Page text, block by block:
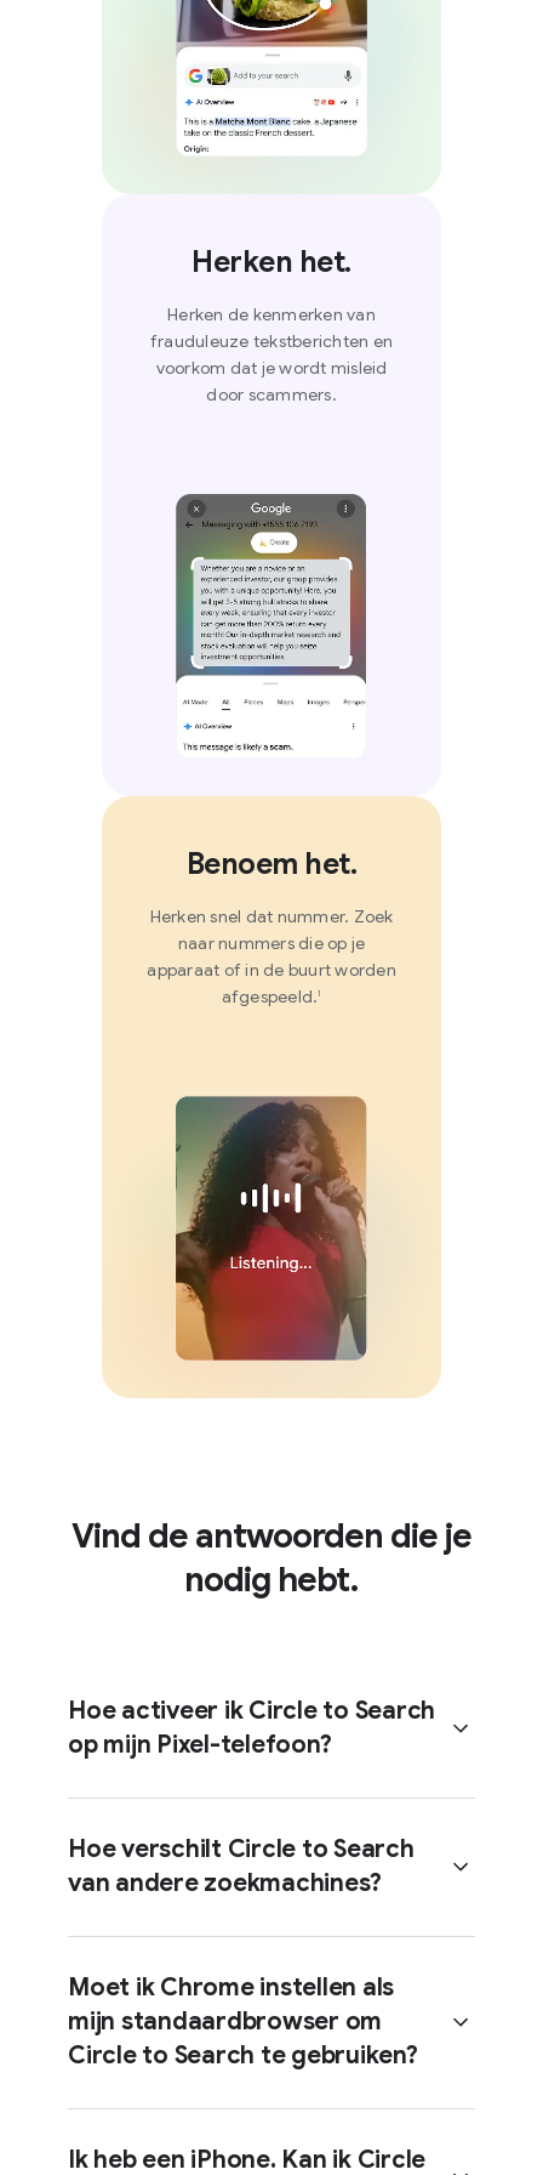
Herken het.
Herken de kenmerken van
frauduleuze tekstberichten en
voorkom dat je wordt misleid
door scammers.
Benoem het.
Herken snel dat nummer. Zoek
naar nummers die op je
apparaat of in de buurt worden
afgespeeld.1
Vind de antwoorden die je
nodig hebt.
Hoe activeer ik Circle to Search
op mijn Pixel-telefoon?
3 knoppen je vinger op de
Houd in de navigatiemodus met
gebaren je vinger op de
navigatiebalk.
Hoe verschilt Circle to Search
van andere zoekmachines?
Je kunt naar alles op je scherm
zoeken met een gebaar, zoals
Moet ik Chrome instellen als
mijn standaardbrowser om
Circle to Search te gebruiken?
Ik heb een iPhone. Kan ik Circle